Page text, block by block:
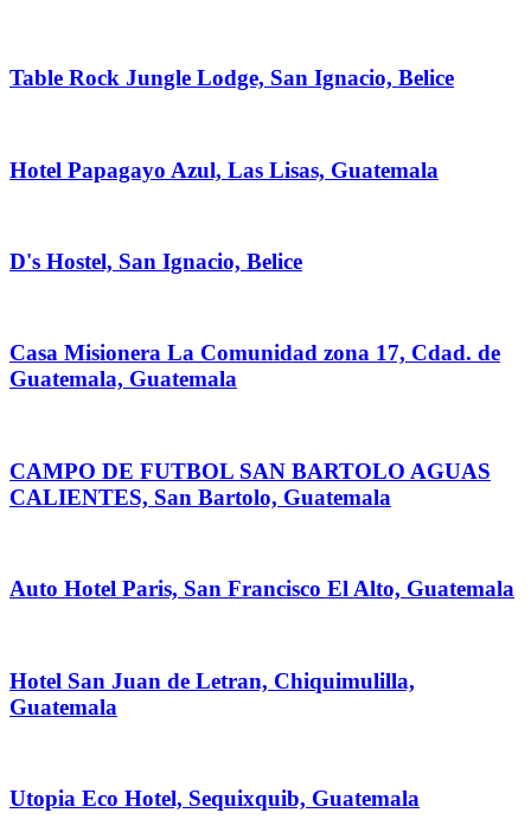
Table Rock Jungle Lodge, San Ignacio, Belice
Hotel Papagayo Azul, Las Lisas, Guatemala
D's Hostel, San Ignacio, Belice
Casa Misionera La Comunidad zona 17, Cdad. de
Guatemala, Guatemala
CAMPO DE FUTBOL SAN BARTOLO AGUAS
CALIENTES, San Bartolo, Guatemala
Auto Hotel Paris, San Francisco El Alto, Guatemala
Hotel San Juan de Letran, Chiquimulilla,
Guatemala
Utopia Eco Hotel, Sequixquib, Guatemala